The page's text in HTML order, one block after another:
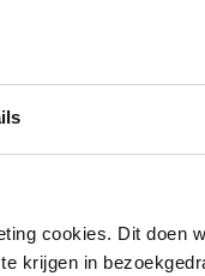
cookies. Dit doen
krijgen in